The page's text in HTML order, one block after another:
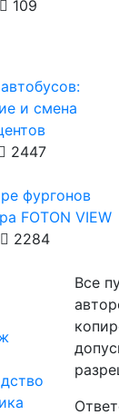
109
и смена
2447
фургонов
FOTON VIEW
2284
Все